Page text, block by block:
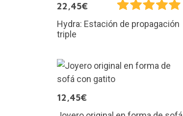
22,45€
Hydra: Estación de propagación
triple
12,45€